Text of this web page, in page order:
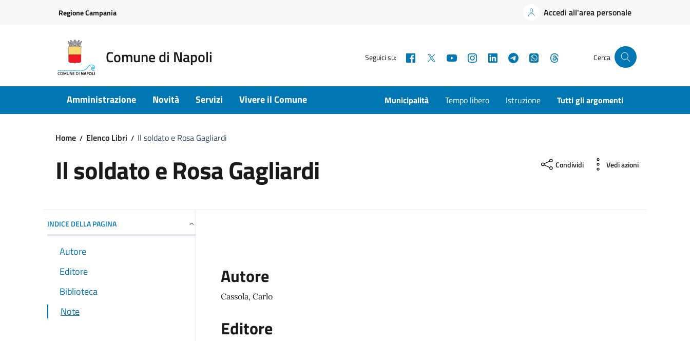
Regione Campania Accedi all'area personale
Comune di Napoli Seguici su: Facebook YouTubeInstagramLinkedInTelegramWhatsApp Cerca
Amministrazione Novità Servizi Vivere il Comune Municipalità Tempo libero Istruzione Tutti gli argomenti
Home Elenco Libri Il soldato e Rosa Gagliardi
Il soldato e Rosa Gagliardi Condividi Vedi azioni
INDICE DELLA PAGINA
Autore
Editore
Biblioteca
Note
Autore
Cassola, Carlo
Editore